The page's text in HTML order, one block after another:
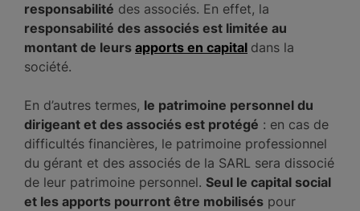
responsabilité des associés. En effet, la
responsabilité des associés est limitée au
montant de leurs apports en capital dans la
société.
En d’autres termes, le patrimoine personnel du
dirigeant et des associés est protégé : en cas de
difficultés financières, le patrimoine professionnel
du gérant et des associés de la SARL sera dissocié
de leur patrimoine personnel. Seul le capital social
et les apports pourront être mobilisés pour